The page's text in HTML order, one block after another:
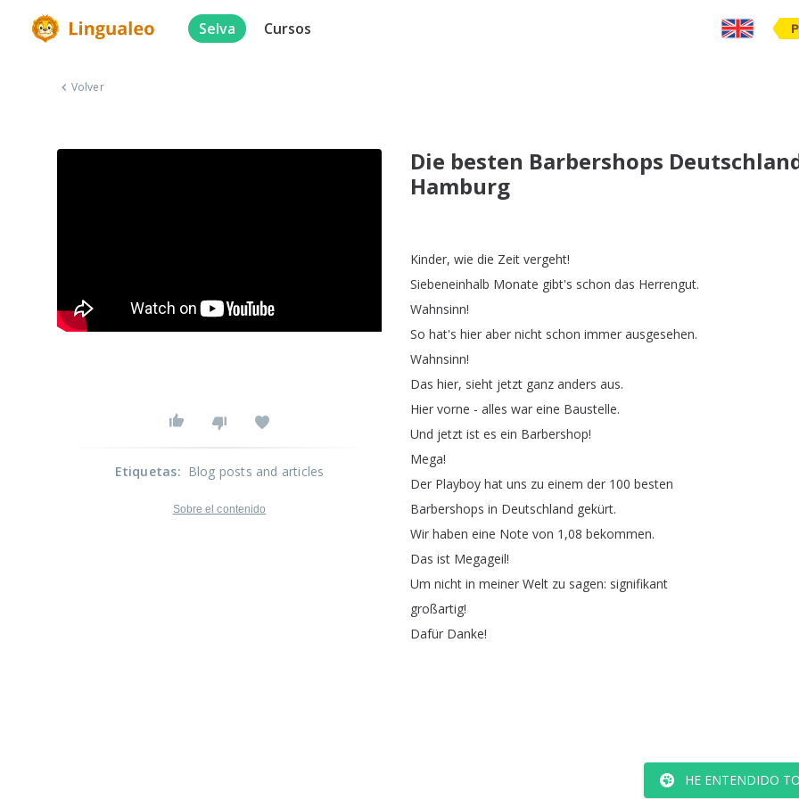
Selva Cursos
Volver
Die besten Barbershops
Hamburg
Kinder, wie die Zeit vergeht!
Siebeneinhalb Monate gibt's schon das Herrengut.
Wahnsinn!
So hat's hier aber nicht schon immer ausgesehen.
Wahnsinn!
Das hier, sieht jetzt ganz anders aus.
Hier vorne - alles war eine Baustelle.
Und jetzt ist es ein Barbershop!
Mega!
Der Playboy hat uns zu einem der 100 besten
Barbershops in Deutschland gekürt.
Wir haben eine Note von 1,08 bekommen.
Das ist Megageil!
Um nicht in meiner Welt zu sagen: signifikant
großartig!
Dafür Danke!
HE ENTENDIDO
Etiquetas: Blog posts and articles
Sobre el contenido